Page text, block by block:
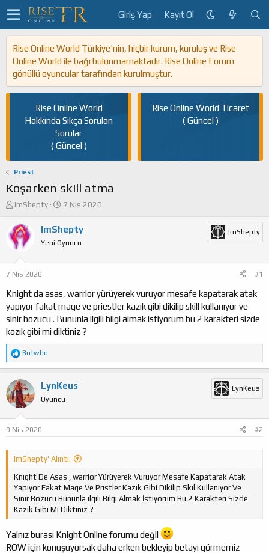
Giriş Yap Kayıt Ol
Rise Online World Türkiye'nin, hiçbir kurum, kuruluş ve Rise
Online World ile bağı bulunmamaktadır. Rise Online Forum
gönüllü oyuncular tarafından kurulmuştur.
Rise Online World
Hakkında Sıkça Sorulan
Sorular
( Güncel )
Rise Online World Ticaret
( Güncel )
Priest
Koşarken skill atma
K
n
u
y
ş
a
t
a
n
ImShepty
B
ş
a
a
r
i
h
7 Nis 2020
ImShepty
Yeni Oyuncu
ImShepty
7 Nis 2020 #1
Knight da asas, warrior yürüyerek vuruyor mesafe kapatarak atak
yapıyor fakat mage ve priestler kazık gibi dikilip skill kullanıyor ve
sinir bozucu . Bununla ilgili bilgi almak istiyorum bu 2 karakteri sizde
kazık gibi mi diktiniz ?
T
e
p
k
i
l
e
r
:
Butwho
LynKeus
Oyuncu
LynKeus
9 Nis 2020 #2
ImShepty' Alıntı:
Knıght De Asas , warrior Yürüyerek Vuruyor Mesafe Kapatarak Atak
Yapıyor Fakat Mage Ve Prıstler Kazık Gibi Dikilip Skıl Kullanıyor Ve
Sinir Bozucu Bununla ilgili Bilgi Almak İstiyorum Bu 2 Karakteri Sizde
Kazık Gibi Mi Diktiniz ?
Yalnız burası Knight Online forumu değil
ROW için konuşuyorsak daha erken bekleyip betayı görmemiz